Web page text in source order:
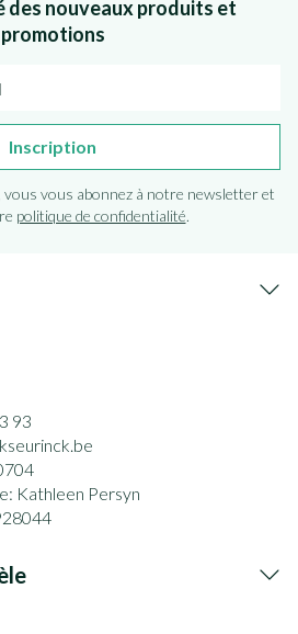
des nouveaux produits et
promotions
Inscription
vous abonnez à notre newsletter et
politique de confidentialité.
93
Kathleen Persyn